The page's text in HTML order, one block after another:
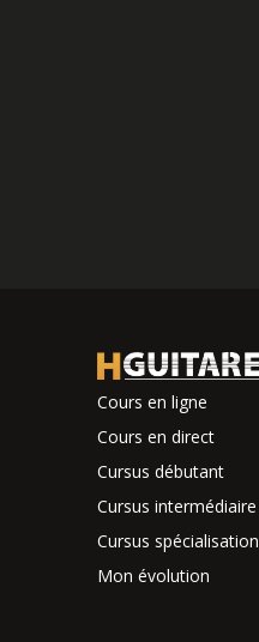
Cours en ligne
Cours en direct
Cursus débutant
Cursus intermédiaire
Cursus spécialisation
Mon évolution